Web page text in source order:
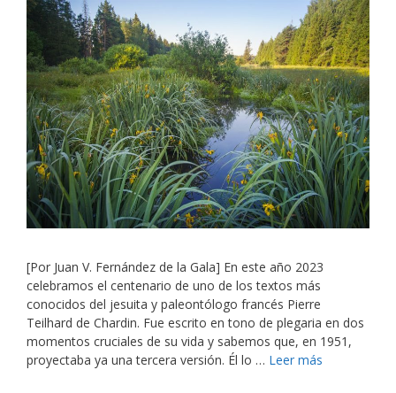
[Por Juan V. Fernández de la Gala] En este año 2023
celebramos el centenario de uno de los textos más
conocidos del jesuita y paleontólogo francés Pierre
Teilhard de Chardin. Fue escrito en tono de plegaria en dos
momentos cruciales de su vida y sabemos que, en 1951,
proyectaba ya una tercera versión. Él lo … Leer más